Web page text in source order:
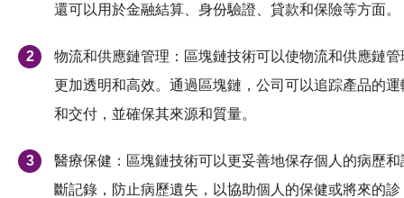
還可以用於金融結算、身份驗證、貸款和保險等方面。
物流和供應鏈管理：區塊鏈技術可以使物流和供應鏈管
更加透明和高效。通過區塊鏈，公司可以追踪產品的運
和交付，並確保其來源和質量。
醫療保健：區塊鏈技術可以更妥善地保存個人的病歷和
斷記錄，防止病歷遺失，以協助個人的保健或將來的診